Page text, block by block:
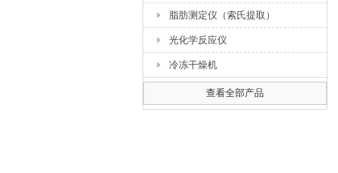
脂肪测定仪（索氏提取）
光化学反应仪
冷冻干燥机
查看全部产品